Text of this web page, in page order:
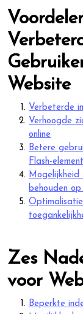
Website
Verbeterde
Verhoogde
online
Betere
Flash-
Mogelijkheid
behouden
Zes
voor
Beperkte